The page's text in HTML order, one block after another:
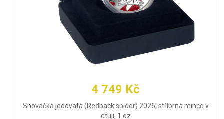
4 749 Kč
Snovačka jedovatá (Redback spider) 2026, stříbrná mince v
etuji, 1 oz